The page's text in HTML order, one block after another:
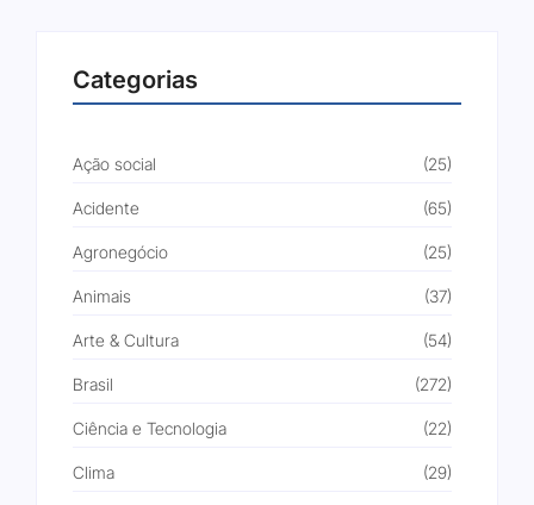
Categorias
Ação social (25)
Acidente (65)
Agronegócio (25)
Animais (37)
Arte & Cultura (54)
Brasil (272)
Ciência e Tecnologia (22)
Clima (29)